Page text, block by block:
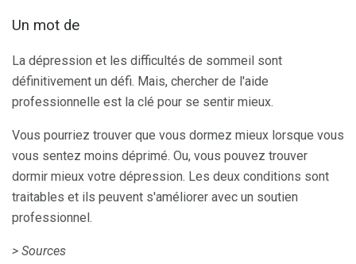
Un mot de
La dépression et les difficultés de sommeil sont
définitivement un défi. Mais, chercher de l'aide
professionnelle est la clé pour se sentir mieux.
Vous pourriez trouver que vous dormez mieux lorsque vous
vous sentez moins déprimé. Ou, vous pouvez trouver
dormir mieux votre dépression. Les deux conditions sont
traitables et ils peuvent s'améliorer avec un soutien
professionnel.
> Sources